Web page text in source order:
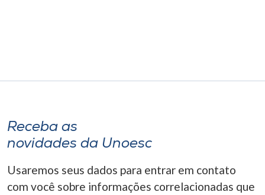
A+
Receba as
novidades da Unoesc
Usaremos seus dados para entrar em contato
com você sobre informações correlacionadas que